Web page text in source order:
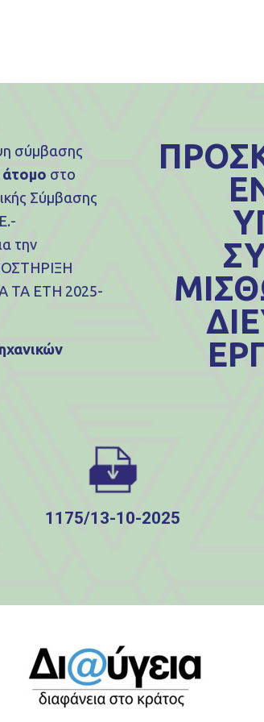
σύμβασης
άτομο στο
Σύμβασης
την
ΤΑ ΕΤΗ 2025-
1175/13-10-2025